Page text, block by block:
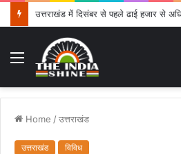
उत्तराखंड में दिसंबर से पहले ढाई हजार से
Menu
Home /उत्तराखंड
उत्तराखंड विविध